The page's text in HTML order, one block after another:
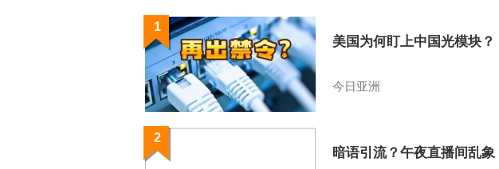
美国为何盯上中国光模块？
今日亚洲
1
暗语引流？午夜直播间乱象
2